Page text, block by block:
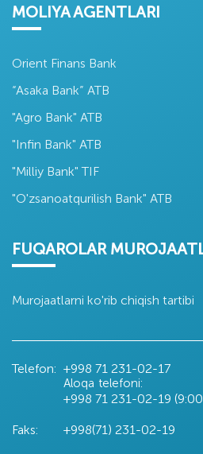
MOLIYA AGENTLARI
Orient Finans Bank
“Asaka Bank” ATB
"Agro Bank" ATB
"Infin Bank" ATB
"Milliy Bank" TIF
"O'zsanoatqurilish Bank" ATB
FUQAROLAR
Murojaatlarni ko'rib chiqish tartibi
Telefon: +998 71 231-02-17
Aloqa telefoni:
+998 71 231-02-19
Faks: +998(71) 231-02-19